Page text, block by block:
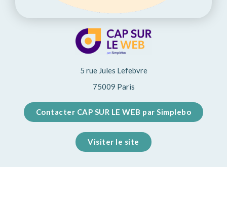
5 rue Jules Lefebvre
75009 Paris
Contacter CAP SUR LE WEB par Simplebo
Visiter le site